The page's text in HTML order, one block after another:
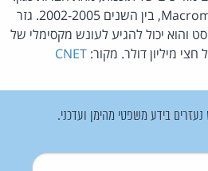
Autodesk, Adobe ו-Macromedia, בין השנים 2002-2005. גזר
והוא יכול להגיע לעונש מקסימלי של
CNET
בידע משפטי מהימן ועדכני.